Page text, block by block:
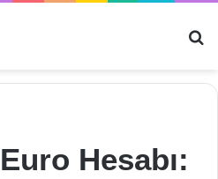
Hesabı: